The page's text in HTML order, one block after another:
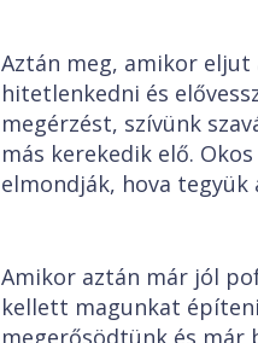
Aztán meg, amikor eljut
hitetlenkedni és
megérzést, szívünk
más kerekedik elő.
elmondják, hova tegyük
Amikor aztán már jól
kellett magunkat
megerősödtünk és már